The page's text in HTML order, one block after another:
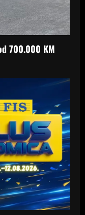
700.000 KM